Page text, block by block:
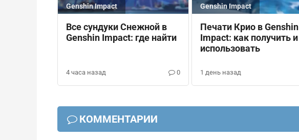
Genshin Impact
Все сундуки Снежной в
Genshin Impact: где найти
4 часа назад 0
Genshin Impact
Печати Крио в Genshin
Impact: как получить и
использовать
1 день назад
КОММЕНТАРИИ